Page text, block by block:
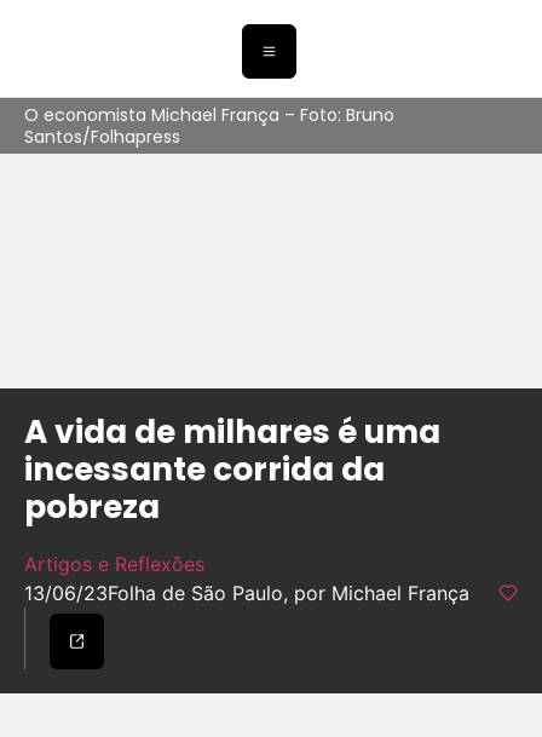
O economista Michael França – Foto: Bruno
Santos/Folhapress
A vida de milhares é uma
incessante corrida da
pobreza
Artigos e Reflexões
13/06/23Folha de São Paulo, por Michael França